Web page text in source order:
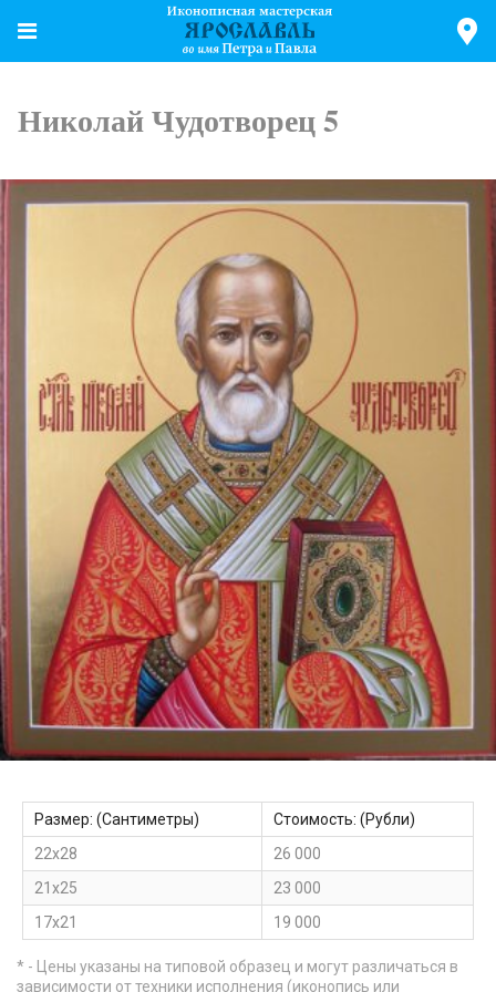
Николай Чудотворец 5
Размер: (Сантиметры)
Стоимость: (Рубли)
22х28
26 000
21х25
23 000
17х21
19 000
* - Цены указаны на типовой образец и могут различаться в
зависимости от техники исполнения (иконопись или